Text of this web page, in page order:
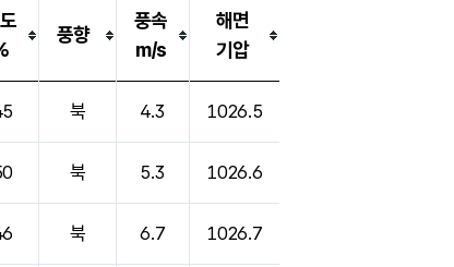
풍향
풍속
m/s
해면
기압
북 4.3 1026.5
북 5.3 1026.6
북 6.7 1026.7